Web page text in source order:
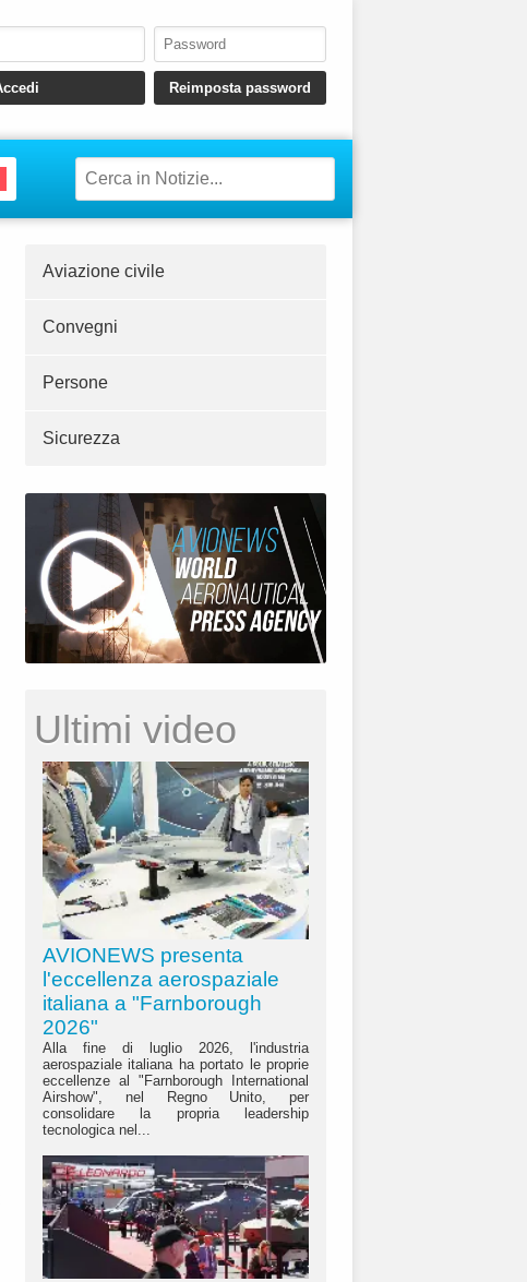
Aviazione civile
Convegni
Persone
Sicurezza
Ultimi video
AVIONEWS presenta
l'eccellenza aerospaziale
italiana a "Farnborough
2026"
Alla fine di luglio 2026, l'industria
aerospaziale italiana ha portato le proprie
eccellenze al "Farnborough International
Airshow", nel Regno Unito, per
consolidare la propria leadership
tecnologica nel...